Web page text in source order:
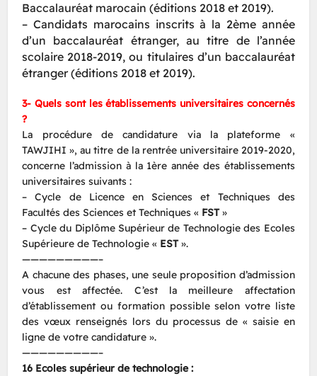
Baccalauréat marocain (éditions 2018 et 2019).
– Candidats marocains inscrits à la 2ème année
d’un baccalauréat étranger, au titre de l’année
scolaire 2018-2019, ou titulaires d’un baccalauréat
étranger (éditions 2018 et 2019).
3- Quels sont les établissements universitaires concernés
?
La procédure de candidature via la plateforme «
TAWJIHI », au titre de la rentrée universitaire 2019-2020,
concerne l’admission à la 1ère année des établissements
universitaires suivants :
– Cycle de Licence en Sciences et Techniques des
Facultés des Sciences et Techniques « FST»
– Cycle du Diplôme Supérieur de Technologie des Ecoles
Supérieure de Technologie « EST».
—————————–
A chacune des phases, une seule proposition d’admission
vous est affectée. C’est la meilleure affectation
d’établissement ou formation possible selon votre liste
des vœux renseignés lors du processus de « saisie en
ligne de votre candidature ».
—————————–
16 Ecoles supérieur de technologie :